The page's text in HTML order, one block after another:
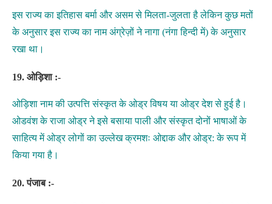
इस राज्य का इतिहास बर्मा और असम से मिलता-जुलता है लेकिन कुछ मतों
के अनुसार इस राज्य का नाम अंग्रेज़ों ने नागा (नंगा हिन्दी में) के अनुसार
रखा था।
19. ओड़िशा :-
ओड़िशा नाम की उत्पत्ति संस्कृत के ओड्र विषय या ओड्र देश से हुई है।
ओडवंश के राजा ओड्र ने इसे बसाया पाली और संस्कृत दोनों भाषाओं के
साहित्य में ओड्र लोगों का उल्लेख क्रमशः ओद्दाक और ओड्र: के रूप में
किया गया है।
20. पंजाब :-